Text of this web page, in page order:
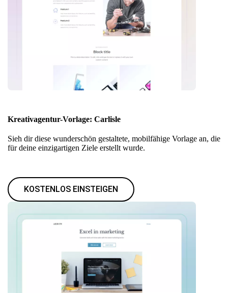
Kreativagentur-Vorlage: Carlisle
Sieh dir diese wunderschön gestaltete, mobilfähige Vorlage an, die
für deine einzigartigen Ziele erstellt wurde.
KOSTENLOS EINSTEIGEN